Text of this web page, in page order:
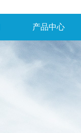
产品中心